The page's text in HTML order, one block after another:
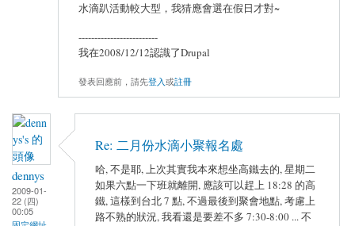
水滴趴活動較大型，我猜應會選在假日才對~
-------------------------
我在2008/12/12認識了Drupal
發表回應前，請先登入或註冊
dennys
2009-01-
22 (四)
00:05
Re: 二月份水滴小聚報名處
哈, 不是耶, 上次其實我本來想坐高鐵去的, 星期二
如果六點一下班就離開, 應該可以趕上 18:28 的高
鐵, 這樣到台北 7 點, 不過最後到聚會地點, 考慮上
路不熟的狀況, 我看還是要差不多 7:30-8:00 ... 不